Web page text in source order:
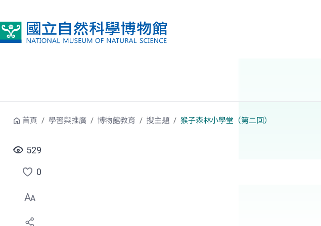
首頁 學習與推廣 博物館教育 搜主題 猴子森林小學堂（第二回）
529
點
選
喜
0